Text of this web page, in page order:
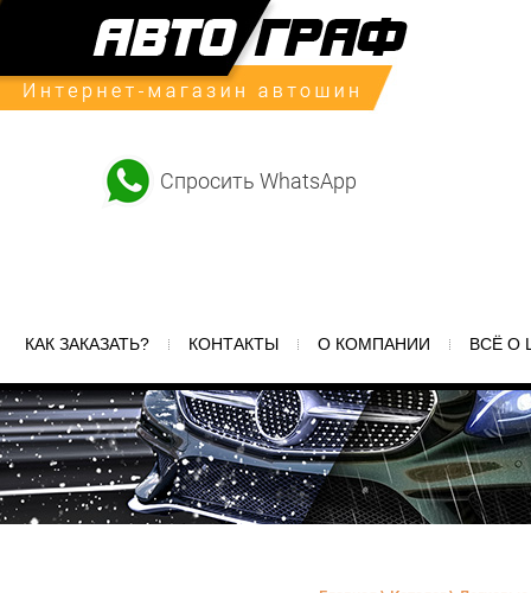
Спросить WhatsApp
КАК ЗАКАЗАТЬ? КОНТАКТЫ О КОМПАНИИ ВСЁ О